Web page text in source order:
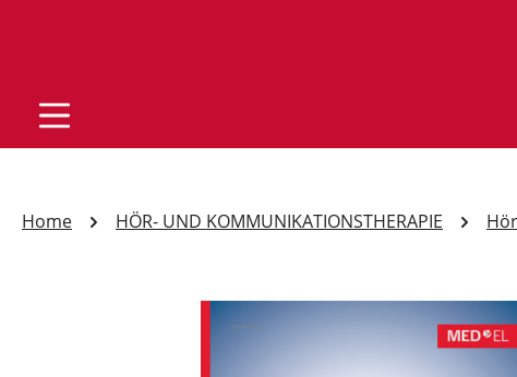
Home HÖR- UND KOMMUNIKATIONSTHERAPIE